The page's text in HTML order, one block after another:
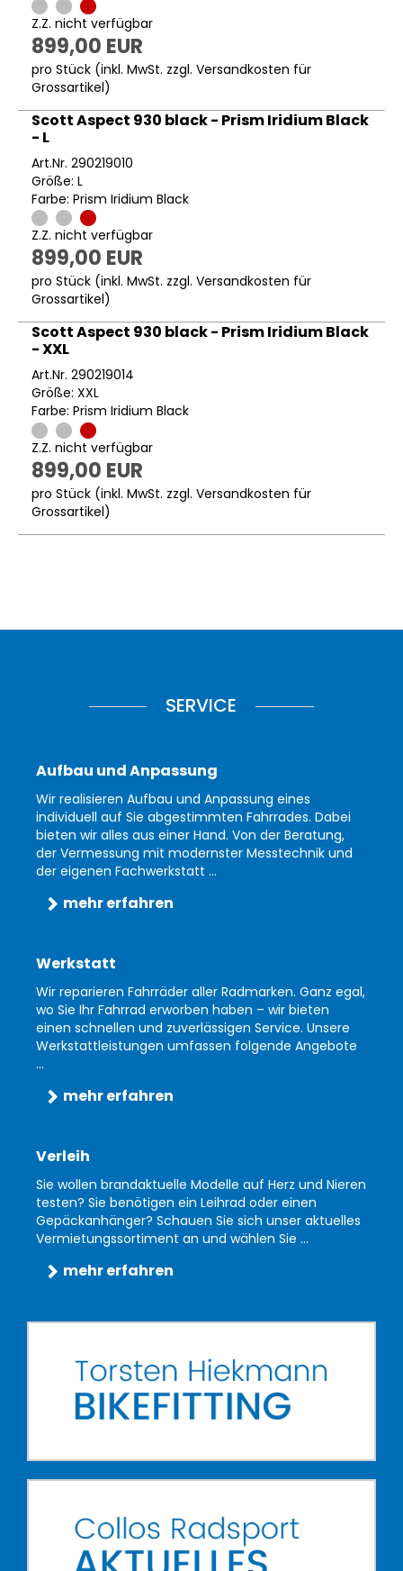
Z.Z. nicht verfügbar
899,00 EUR
pro Stück (inkl. MwSt. zzgl. Versandkosten für
Grossartikel)
Scott Aspect 930 black - Prism Iridium Black
- L
Art.Nr. 290219010
Größe: L
Farbe: Prism Iridium Black
Z.Z. nicht verfügbar
899,00 EUR
pro Stück (inkl. MwSt. zzgl. Versandkosten für
Grossartikel)
Scott Aspect 930 black - Prism Iridium Black
- XXL
Art.Nr. 290219014
Größe: XXL
Farbe: Prism Iridium Black
Z.Z. nicht verfügbar
899,00 EUR
pro Stück (inkl. MwSt. zzgl. Versandkosten für
Grossartikel)
SERVICE
Aufbau und Anpassung
Wir realisieren Aufbau und Anpassung eines
individuell auf Sie abgestimmten Fahrrades. Dabei
bieten wir alles aus einer Hand. Von der Beratung,
der Vermessung mit modernster Messtechnik und
der eigenen Fachwerkstatt ...
mehr erfahren
Werkstatt
Wir reparieren Fahrräder aller Radmarken. Ganz egal,
wo Sie Ihr Fahrrad erworben haben – wir bieten
einen schnellen und zuverlässigen Service. Unsere
Werkstattleistungen umfassen folgende Angebote
...
mehr erfahren
Verleih
Sie wollen brandaktuelle Modelle auf Herz und Nieren
testen? Sie benötigen ein Leihrad oder einen
Gepäckanhänger? Schauen Sie sich unser aktuelles
Vermietungssortiment an und wählen Sie ...
mehr erfahren